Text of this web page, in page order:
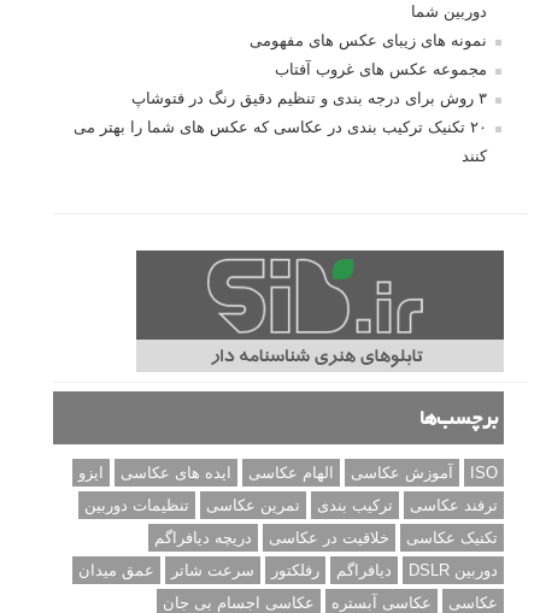
دوربین شما
نمونه های زیبای عکس های مفهومی
مجموعه عکس های غروب آفتاب
۳ روش برای درجه بندی و تنظیم دقیق رنگ در فتوشاپ
۲۰ تکنیک ترکیب بندی در عکاسی که عکس های شما را بهتر می
کنند
برچسب‌ها
ISO آموزش عکاسی الهام عکاسی ایده های عکاسی
ایزو
ترفند عکاسی
ترکیب بندی تمرین عکاسی
تنظیمات دوربین
تکنیک عکاسی
خلاقیت در عکاسی
دریچه دیافراگم
دوربین DSLR
دیافراگم رفلکتور سرعت شاتر
عمق میدان
عکاسی
عکاسی آبستره
عکاسی اجسام بی جان